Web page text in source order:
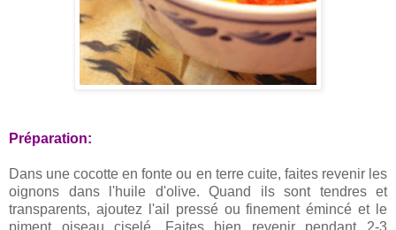
Préparation:
Dans une cocotte en fonte ou en terre cuite, faites revenir les
oignons dans l'huile d'olive. Quand ils sont tendres et
transparents, ajoutez l'ail pressé ou finement émincé et le
piment oiseau ciselé. Faites bien revenir pendant 2-3